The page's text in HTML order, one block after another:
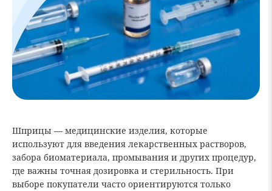
Шприцы — медицинские изделия, которые
используют для введения лекарственных растворов,
забора биоматериала, промывания и других процедур,
где важны точная дозировка и стерильность. При
выборе покупатели часто ориентируются только